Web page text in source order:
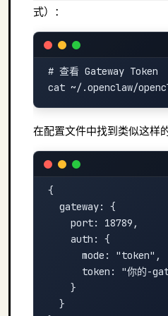
式）：
# 查看 Gateway Token
在配置文件中找到类似这样
{
  gateway: {
    port: 18789,
    auth: {
      mode: "token",
token: "你的-
    }
  }